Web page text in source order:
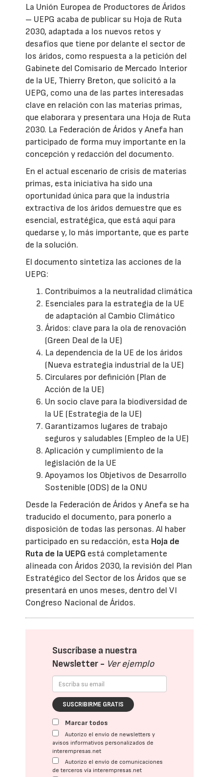
La Unión Europea de Productores de Áridos
– UEPG acaba de publicar su Hoja de Ruta
2030, adaptada a los nuevos retos y
desafíos que tiene por delante el sector de
los áridos, como respuesta a la petición del
Gabinete del Comisario de Mercado Interior
de la UE, Thierry Breton, que solicitó a la
UEPG, como una de las partes interesadas
clave en relación con las materias primas,
que elaborara y presentara una Hoja de Ruta
2030. La Federación de Áridos y Anefa han
participado de forma muy importante en la
concepción y redacción del documento.
En el actual escenario de crisis de materias
primas, esta iniciativa ha sido una
oportunidad única para que la industria
extractiva de los áridos demuestre que es
esencial, estratégica, que está aquí para
quedarse y, lo más importante, que es parte
de la solución.
El documento sintetiza las acciones de la
UEPG:
Contribuimos a la neutralidad climática
Esenciales para la estrategia de la UE
de adaptación al Cambio Climático
Áridos: clave para la ola de renovación
(Green Deal de la UE)
La dependencia de la UE de los áridos
(Nueva estrategia industrial de la UE)
Circulares por definición (Plan de
Acción de la UE)
Un socio clave para la biodiversidad de
la UE (Estrategia de la UE)
Garantizamos lugares de trabajo
seguros y saludables (Empleo de la UE)
Aplicación y cumplimiento de la
legislación de la UE
Apoyamos los Objetivos de Desarrollo
Sostenible (ODS) de la ONU
Desde la Federación de Áridos y Anefa se ha
traducido el documento, para ponerlo a
disposición de todas las personas. Al haber
participado en su redacción, esta Hoja de
Ruta de la UEPG está completamente
alineada con Áridos 2030, la revisión del Plan
Estratégico del Sector de los Áridos que se
presentará en unos meses, dentro del VI
Congreso Nacional de Áridos.
Suscríbase a nuestra
Newsletter - Ver ejemplo
SUSCRIBIRME GRATIS
Marcar todos
Autorizo el envío de newsletters y
avisos informativos personalizados de
interempresas.net
Autorizo el envío de comunicaciones
de terceros vía interempresas.net